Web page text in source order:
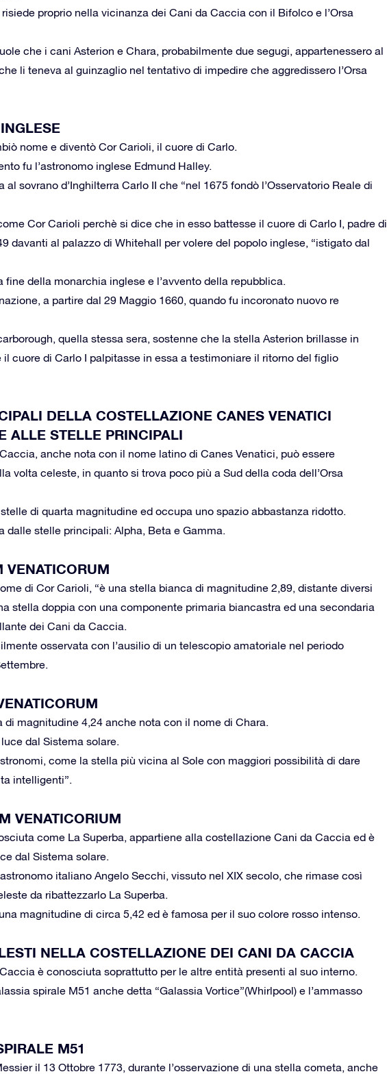
proprio nella vicinanza dei Cani da Caccia con il Bifolco e l’Orsa
che i cani Asterion e Chara, probabilmente due segugi, appartenessero al
li teneva al guinzaglio nel tentativo di impedire che aggredissero l’Orsa
nome e diventò Cor Carioli, il cuore di Carlo.
fu l’astronomo inglese Edmund Halley.
sovrano d’Inghilterra Carlo II che “nel 1675 fondò l’Osservatorio Reale di
Cor Carioli perchè si dice che in esso battesse il cuore di Carlo I, padre di
davanti al palazzo di Whitehall per volere del popolo inglese, “istigato dal
fine della monarchia inglese e l’avvento della repubblica.
a partire dal 29 Maggio 1660, quando fu incoronato nuovo re
quella stessa sera, sostenne che la stella Asterion brillasse in
cuore di Carlo I palpitasse in essa a testimoniare il ritorno del figlio
DELLA COSTELLAZIONE CANES VENATICI
ALLE STELLE PRINCIPALI
anche nota con il nome latino di Canes Venatici, può essere
volta celeste, in quanto si trova poco più a Sud della coda dell’Orsa
di quarta magnitudine ed occupa uno spazio abbastanza ridotto.
dalle stelle principali: Alpha, Beta e Gamma.
VENATICORUM
di Cor Carioli, “è una stella bianca di magnitudine 2,89, distante diversi
stella doppia con una componente primaria biancastra ed una secondaria
dei Cani da Caccia.
osservata con l’ausilio di un telescopio amatoriale nel periodo
di magnitudine 4,24 anche nota con il nome di Chara.
dal Sistema solare.
come la stella più vicina al Sole con maggiori possibilità di dare
intelligenti”.
VENATICORIUM
come La Superba, appartiene alla costellazione Cani da Caccia ed è
dal Sistema solare.
italiano Angelo Secchi, vissuto nel XIX secolo, che rimase così
da ribattezzarlo La Superba.
magnitudine di circa 5,42 ed è famosa per il suo colore rosso intenso.
NELLA COSTELLAZIONE DEI CANI DA CACCIA
è conosciuta soprattutto per le altre entità presenti al suo interno.
spirale M51 anche detta “Galassia Vortice”(Whirlpool) e l’ammasso
M51
il 13 Ottobre 1773, durante l’osservazione di una stella cometa, anche